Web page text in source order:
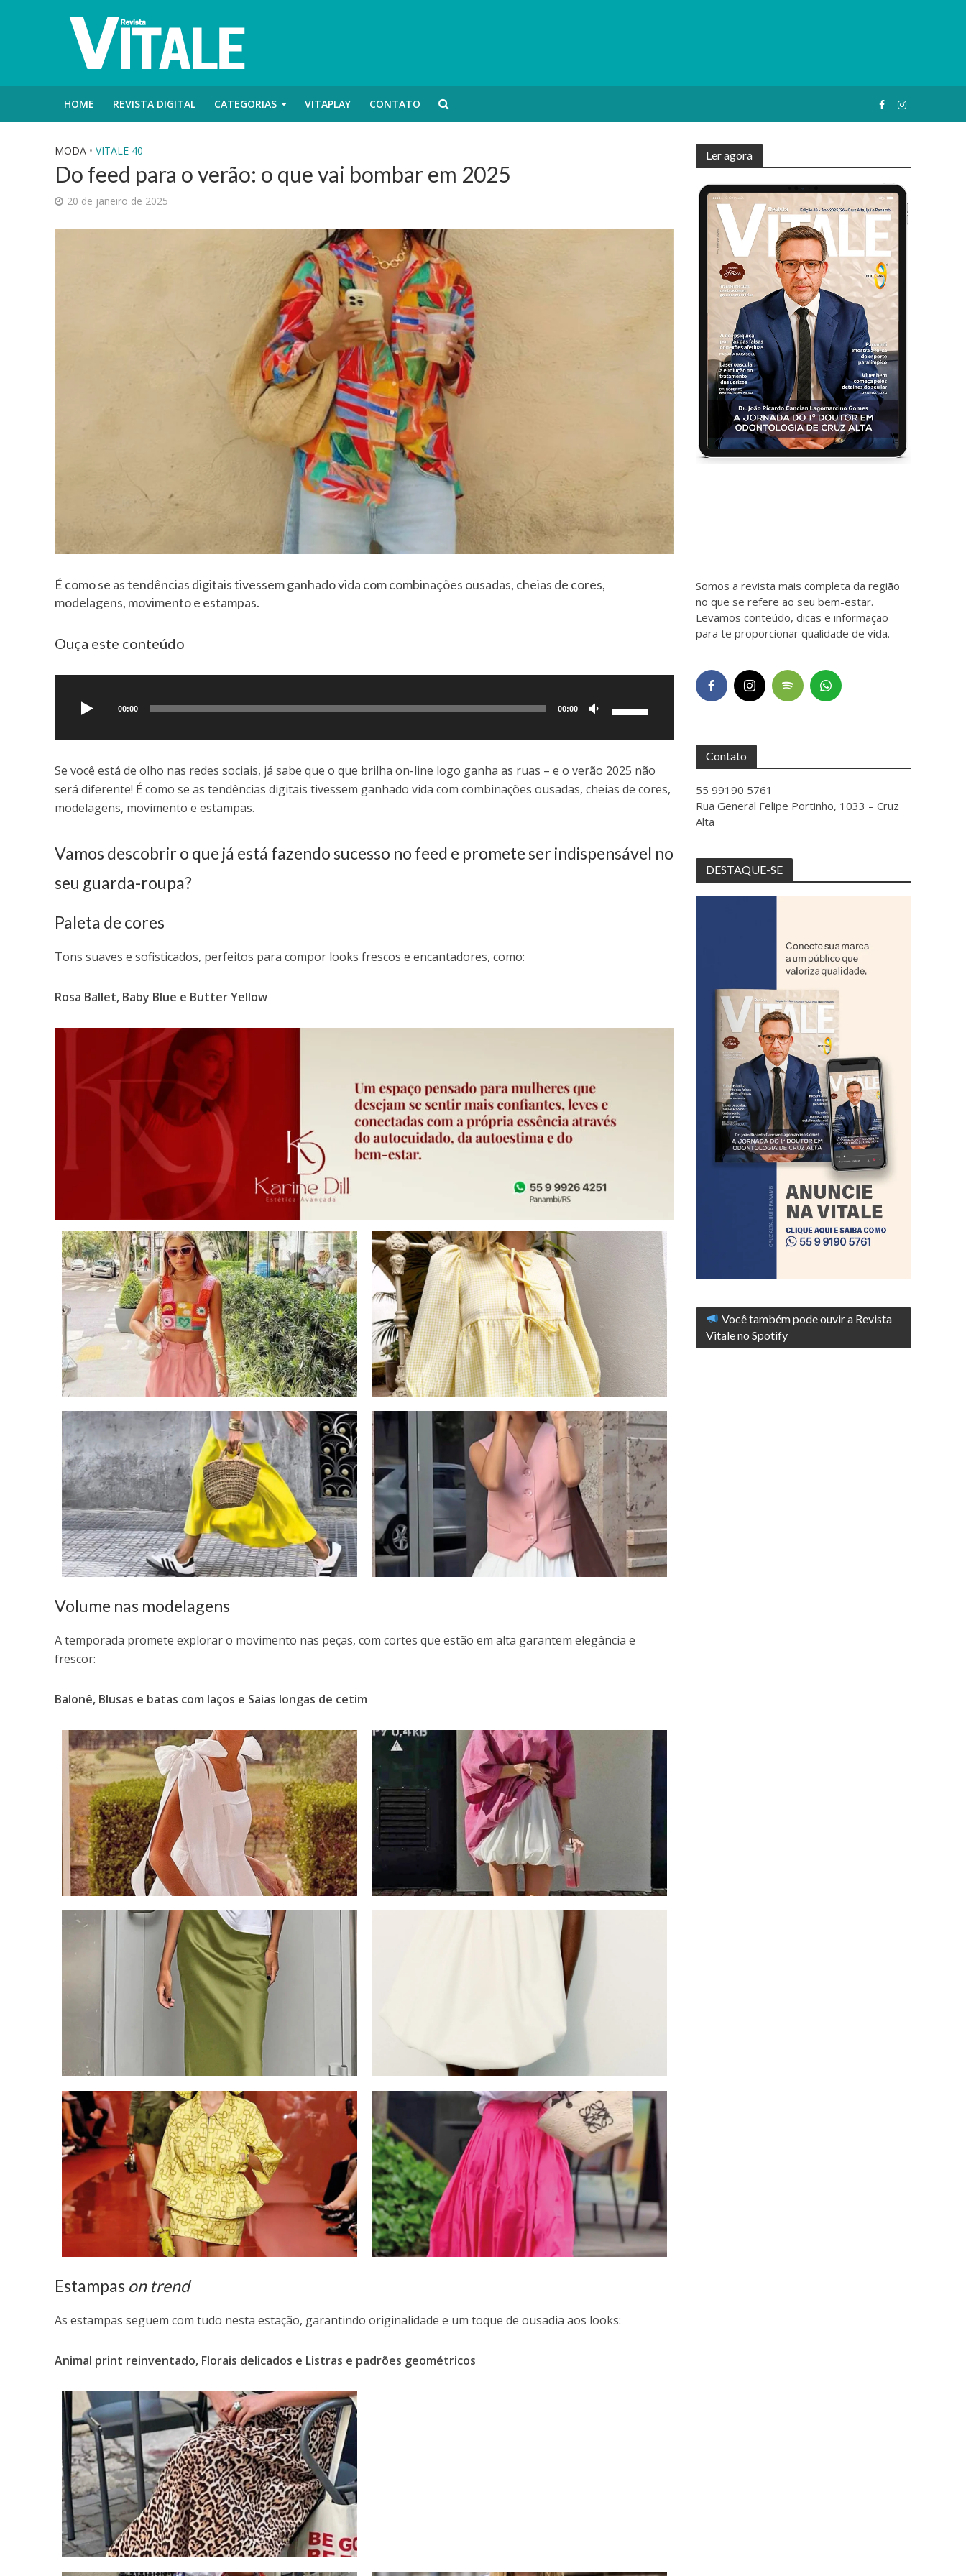
HOME REVISTA DIGITAL CATEGORIAS VITAPLAY CONTATO
MODA • VITALE 40
Do feed para o verão: o que vai bombar em 2025
20 de janeiro de 2025
É como se as tendências digitais tivessem ganhado vida com combinações ousadas, cheias de cores,
modelagens, movimento e estampas.
Ouça este conteúdo
áudio
00:00 00:00
setas
para
Se você está de olho nas redes sociais, já sabe que o que brilha on-line logo ganha as ruas – e o verão 2025 não
será diferente! É como se as tendências digitais tivessem ganhado vida com combinações ousadas, cheias de cores,
modelagens, movimento e estampas.
Vamos descobrir o que já está fazendo sucesso no feed e promete ser indispensável no
seu guarda-roupa?
Paleta de cores
Tons suaves e sofisticados, perfeitos para compor looks frescos e encantadores, como:
Rosa Ballet, Baby Blue e Butter Yellow
Volume nas modelagens
A temporada promete explorar o movimento nas peças, com cortes que estão em alta garantem elegância e
frescor:
Balonê, Blusas e batas com laços e Saias longas de cetim
Estampas on trend
As estampas seguem com tudo nesta estação, garantindo originalidade e um toque de ousadia aos looks:
Animal print reinventado, Florais delicados e Listras e padrões geométricos
Ler agora
Somos a revista mais completa da região
no que se refere ao seu bem-estar.
Levamos conteúdo, dicas e informação
para te proporcionar qualidade de vida.
Contato
55 99190 5761
Rua General Felipe Portinho, 1033 – Cruz
Alta
DESTAQUE-SE
Você também pode ouvir a Revista
Vitale no Spotify